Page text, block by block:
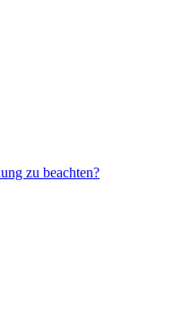
zu beachten?